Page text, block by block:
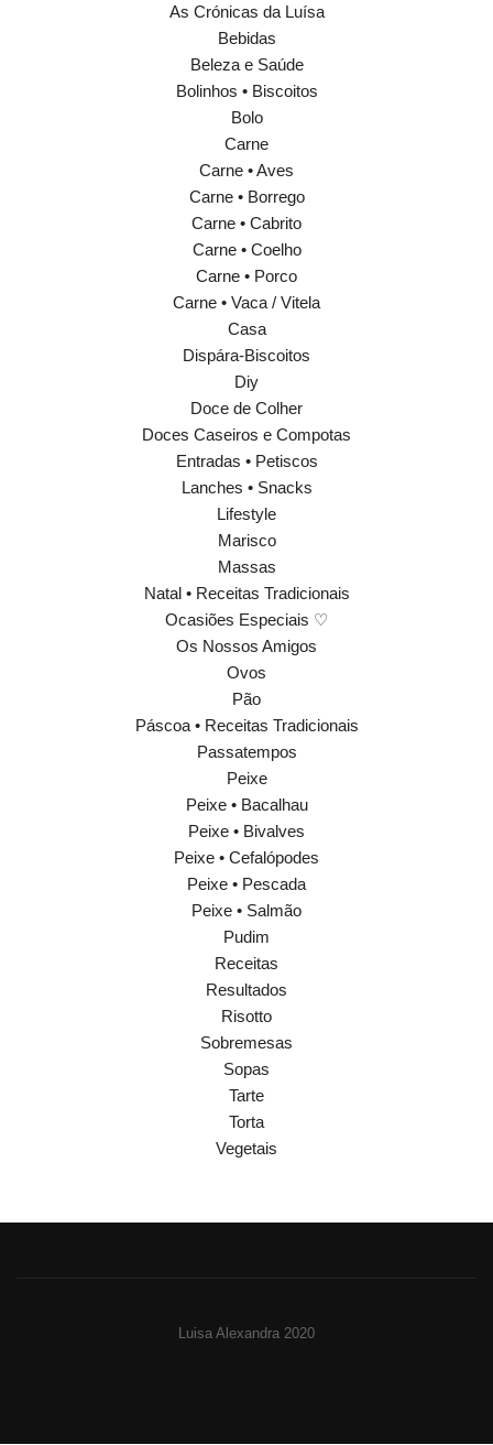
As Crónicas da Luísa
Bebidas
Beleza e Saúde
Bolinhos • Biscoitos
Bolo
Carne
Carne • Aves
Carne • Borrego
Carne • Cabrito
Carne • Coelho
Carne • Porco
Carne • Vaca / Vitela
Casa
Dispára-Biscoitos
Diy
Doce de Colher
Doces Caseiros e Compotas
Entradas • Petiscos
Lanches • Snacks
Lifestyle
Marisco
Massas
Natal • Receitas Tradicionais
Ocasiões Especiais ♡
Os Nossos Amigos
Ovos
Pão
Páscoa • Receitas Tradicionais
Passatempos
Peixe
Peixe • Bacalhau
Peixe • Bivalves
Peixe • Cefalópodes
Peixe • Pescada
Peixe • Salmão
Pudim
Receitas
Resultados
Risotto
Sobremesas
Sopas
Tarte
Torta
Vegetais
Luisa Alexandra 2020